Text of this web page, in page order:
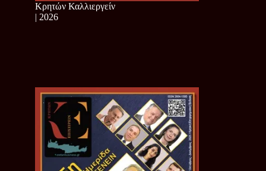
Κρητών Καλλιεργείν
| 2026